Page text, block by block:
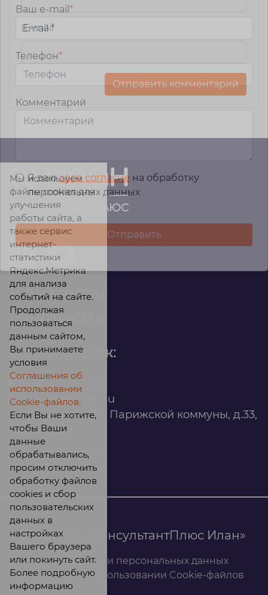
Email*
Контакты
Вакансии
Офис продаж:
infomarket@ilan.su
г. Красноярск, ул. Парижской коммуны, д.33,
помещ. 302
ИНН: 2465263327
© 2026 ООО «КонсультантПлюс Илан»
Политика обработки персональных данных
Соглашение об использовании Cookie-файлов
Ваш e-mail *
Телефон*
Комментарий
Я даюсвое согласие на обработку
персональных данных
Мы используем
файлы cookies для
улучшения
работы сайта, а
также сервис
интернет-
статистики
Яндекс.Метрика
для анализа
событий на сайте.
Продолжая
пользоваться
данным сайтом,
Вы принимаете
условия
Соглашения об
использовании
Cookie-файлов.
Если Вы не хотите,
чтобы Ваши
данные
обрабатывались,
просим отключить
обработку файлов
cookies и сбор
пользовательских
данных в
настройках
Вашего браузера
или покинуть сайт.
Более подробную
информацию